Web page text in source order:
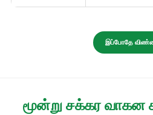
இப்போதே
மூன்று சக்கர வாகன